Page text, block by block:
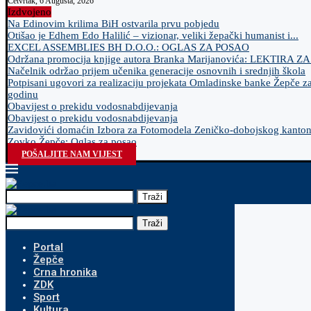
Izdvojeno
Na Edinovim krilima BiH ostvarila prvu pobjedu
Otišao je Edhem Edo Halilić – vizionar, veliki žepački humanist i...
EXCEL ASSEMBLIES BH D.O.O.: OGLAS ZA POSAO
Održana promocija knjige autora Branka Marijanovića: LEKTIRA
Načelnik održao prijem učenika generacije osnovnih i srednjih škola
Potpisani ugovori za realizaciju projekata Omladinske banke Žepče
godinu
Obavijest o prekidu vodosnabdijevanja
Obavijest o prekidu vodosnabdijevanja
Zavidovići domaćin Izbora za Fotomodela Zeničko-dobojskog
Zovko Žepče: Oglas za posao
POŠALJITE NAM VIJEST
Traži
Traži
Portal
Žepče
Crna hronika
ZDK
Sport